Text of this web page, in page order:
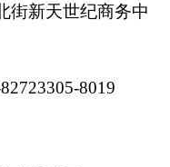
街新天世纪商务中
8019